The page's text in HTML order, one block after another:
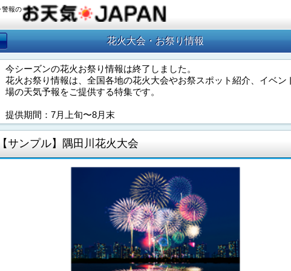
警報の
花火大会・お祭り情報
今シーズンの花火お祭り情報は終了しました。
花火お祭り情報は、全国各地の花火大会やお祭スポット紹介、イベン
場の天気予報をご提供する特集です。
提供期間：7月上旬〜8月末
【サンプル】隅田川花火大会